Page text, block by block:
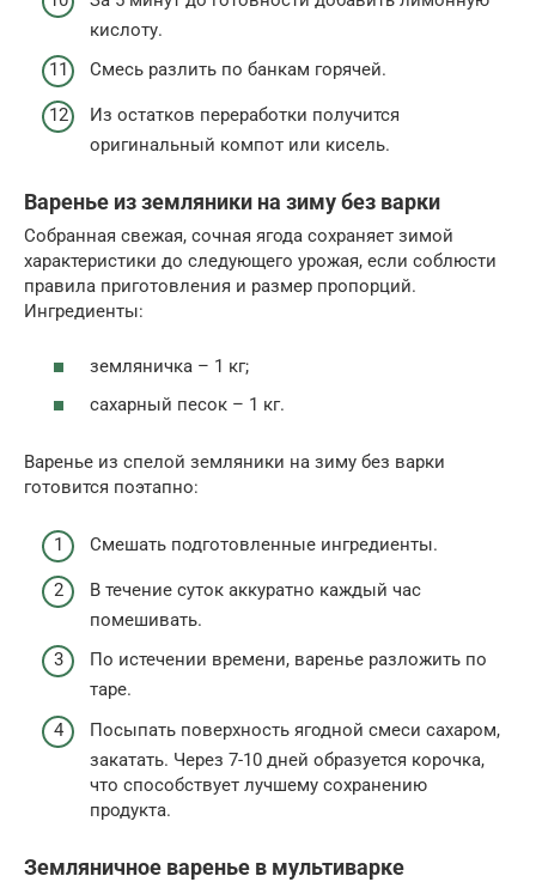
кислоту.
Смесь разлить по банкам горячей.
Из остатков переработки получится
оригинальный компот или кисель.
Варенье из земляники на зиму без варки
Собранная свежая, сочная ягода сохраняет зимой
характеристики до следующего урожая, если соблюсти
правила приготовления и размер пропорций.
Ингредиенты:
земляничка – 1 кг;
сахарный песок – 1 кг.
Варенье из спелой земляники на зиму без варки
готовится поэтапно:
Смешать подготовленные ингредиенты.
В течение суток аккуратно каждый час
помешивать.
По истечении времени, варенье разложить по
таре.
Посыпать поверхность ягодной смеси сахаром,
закатать. Через 7-10 дней образуется корочка,
что способствует лучшему сохранению
продукта.
Земляничное варенье в мультиварке